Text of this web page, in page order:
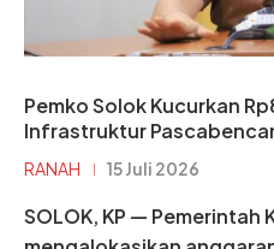
Pemko Solok Kucurkan
Infrastruktur
RANAH 15 Juli 2026
SOLOK, KP — Pemerintah